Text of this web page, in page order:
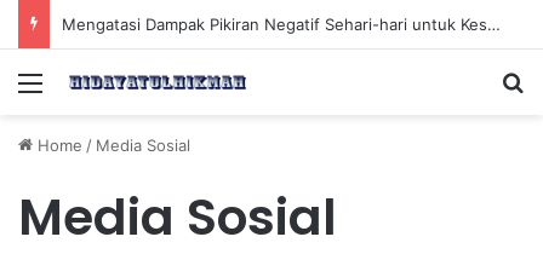
Mengatasi Dampak Pikiran Negatif Sehari-hari untuk Kesehatan Mental yang Lebih Baik
Menu
Home / Media Sosial
Media Sosial